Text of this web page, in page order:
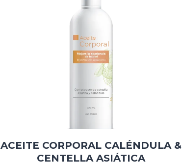
ACEITE CORPORAL CALÉNDULA &
CENTELLA ASIÁTICA